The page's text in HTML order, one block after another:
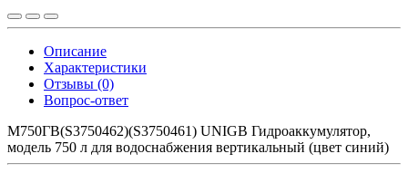
Описание
Характеристики
Отзывы (0)
Вопрос-ответ
М750ГВ(S3750462)(S3750461) UNIGB Гидроаккумулятор,
модель 750 л для водоснабжения вертикальный (цвет синий)